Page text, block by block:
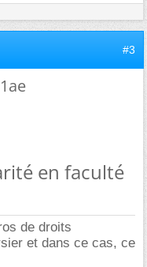
#3
en faculté
de droits
et dans ce cas, ce